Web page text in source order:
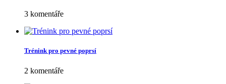
3 komentáře
Trénink pro pevné poprsí
2 komentáře